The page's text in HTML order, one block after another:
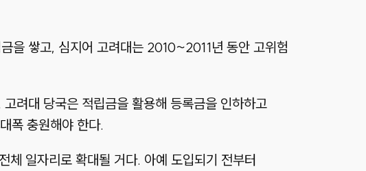
을 쌓고, 심지어 고려대는 2010~2011년 동안 고위험
려대 당국은 적립금을 활용해 등록금을 인하하고
폭 충원해야 한다.
체 일자리로 확대될 거다. 아예 도입되기 전부터